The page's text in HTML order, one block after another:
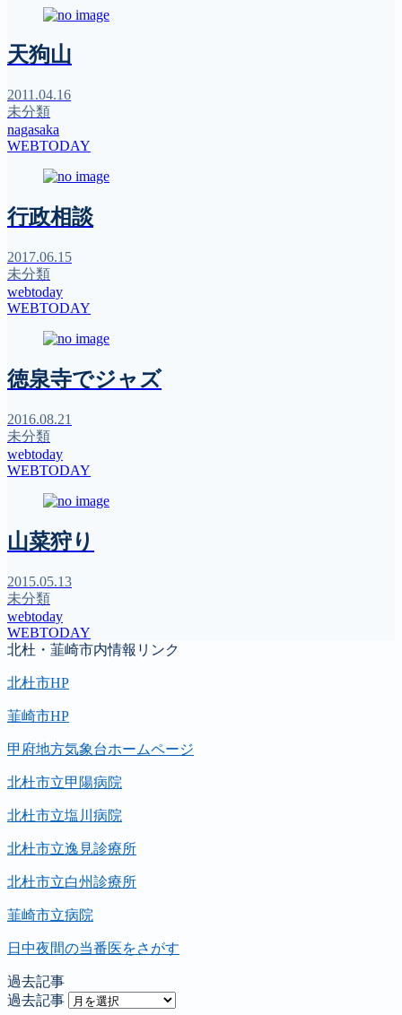
天狗山
2011.04.16
未分類
nagasaka
WEBTODAY
行政相談
2017.06.15
未分類
webtoday
WEBTODAY
徳泉寺でジャズ
2016.08.21
未分類
webtoday
WEBTODAY
山菜狩り
2015.05.13
未分類
webtoday
WEBTODAY
北杜・韮崎市内情報リンク
北杜市HP
韮崎市HP
甲府地方気象台ホームページ
北杜市立甲陽病院
北杜市立塩川病院
北杜市立逸見診療所
北杜市立白州診療所
韮崎市立病院
日中夜間の当番医をさがす
過去記事
過去記事